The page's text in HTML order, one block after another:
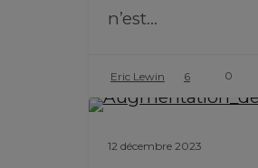
n’est…
Eric Lewin 6 0
12 décembre 2023